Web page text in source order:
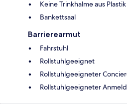
Keine Trinkhalme aus Plastik
Bankettsaal
Barrierearmut
Fahrstuhl
Rollstuhlgeeignet
Rollstuhlgeeigneter
Rollstuhlgeeigneter